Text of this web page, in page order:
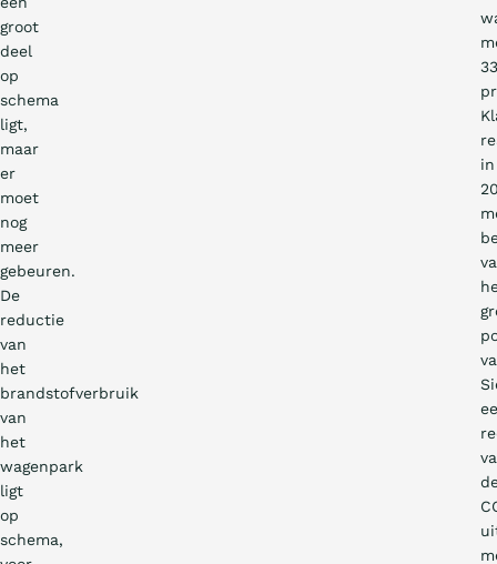
groot
deel
op
schema
ligt,
maar
er
moet
nog
meer
gebeuren.
De
reductie
van
het
brandstofverbruik
van
het
wagenpark
ligt
op
schema,
33
in